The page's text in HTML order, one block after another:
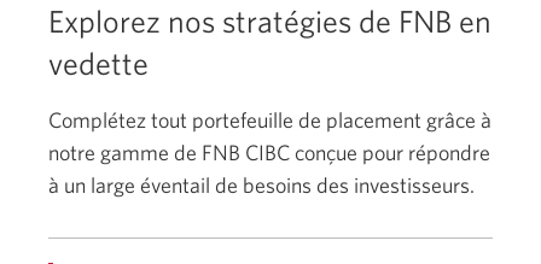
Explorez nos stratégies de FNB en
vedette
Complétez tout portefeuille de placement grâce à
notre gamme de FNB CIBC conçue pour répondre
à un large éventail de besoins des investisseurs.